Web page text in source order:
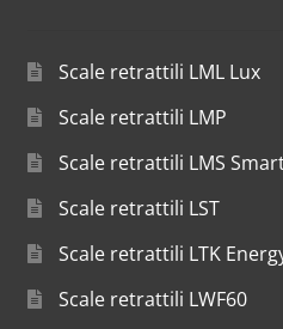
Scale retrattili LML Lux
Scale retrattili LMP
Scale retrattili LMS
Scale retrattili LST
Scale retrattili LTK
Scale retrattili LWF60